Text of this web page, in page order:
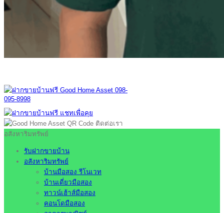
อสังหาริมทรัพย์
รับฝากขายบ้าน
อสังหาริมทรัพย์
บ้านมือสอง รีโนเวท
บ้านเดี่ยวมือสอง
ทาวน์เฮ้าส์มือสอง
คอนโดมือสอง